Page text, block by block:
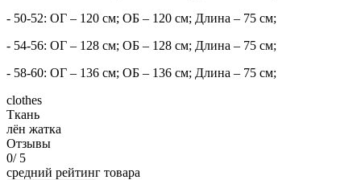
- 50-52: ОГ – 120 см; ОБ – 120 см; Длина – 75 см;
- 54-56: ОГ – 128 см; ОБ – 128 см; Длина – 75 см;
- 58-60: ОГ – 136 см; ОБ – 136 см; Длина – 75 см;
clothes
Ткань
лён жатка
Отзывы
0/ 5
средний рейтинг товара